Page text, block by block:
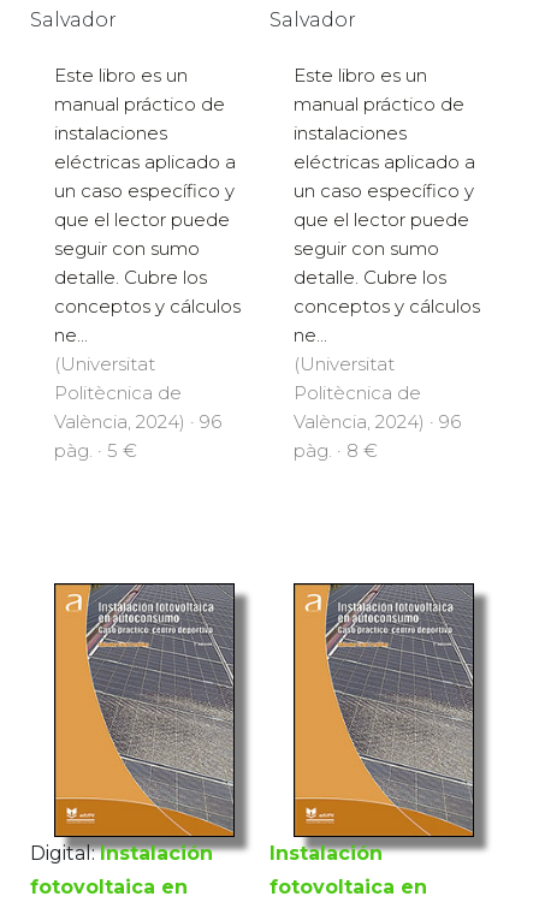
Salvador
Este libro es un
manual práctico de
instalaciones
eléctricas aplicado a
un caso específico y
que el lector puede
seguir con sumo
detalle. Cubre los
conceptos y cálculos
ne...
(Universitat
Politècnica de
València, 2024) · 96
pàg. · 5 €
Salvador
Este libro es un
manual práctico de
instalaciones
eléctricas aplicado a
un caso específico y
que el lector puede
seguir con sumo
detalle. Cubre los
conceptos y cálculos
ne...
(Universitat
Politècnica de
València, 2024) · 96
pàg. · 8 €
Digital: Instalación
fotovoltaica en
Instalación
fotovoltaica en